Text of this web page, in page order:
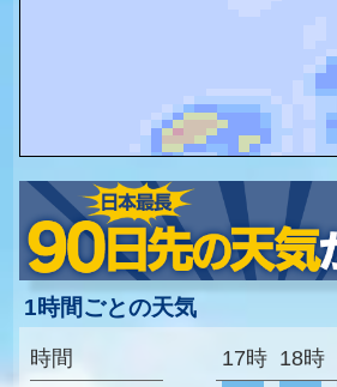
1時間ごとの天気
時間
17時 18時